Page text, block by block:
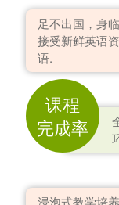
足不出国，身
接受新鲜英语
语.
课程
完成率
浸泡式教学培